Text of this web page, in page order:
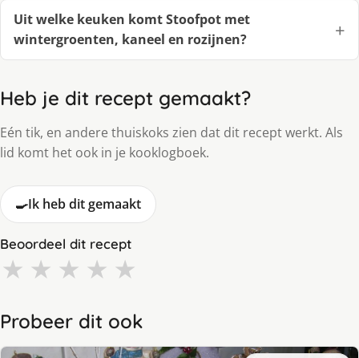
Uit welke keuken komt Stoofpot met
wintergroenten, kaneel en rozijnen?
Heb je dit recept gemaakt?
Eén tik, en andere thuiskoks zien dat dit recept werkt. Als
lid komt het ook in je kooklogboek.
🍳Ik heb dit gemaakt
Beoordeel dit recept
★ ★ ★ ★ ★
Probeer dit ook